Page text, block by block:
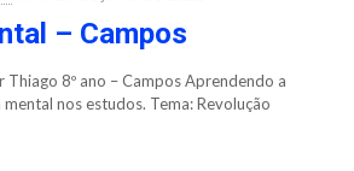
– Campos
8º ano – Campos Aprendendo a
nos estudos. Tema: Revolução